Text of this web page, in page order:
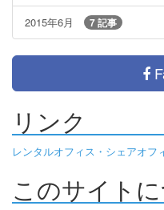
2015年6月 7 記事
リンク
レンタルオフィス・シェアオフ
このサイト